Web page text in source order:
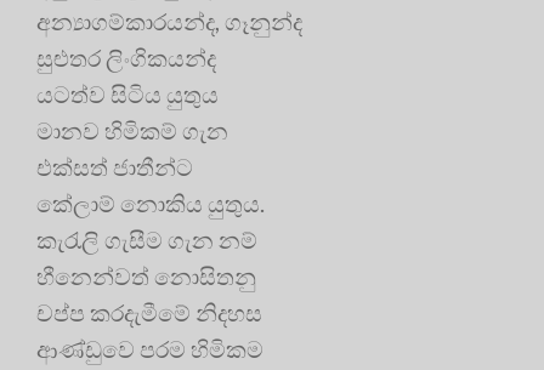
අන්‍යාගම්කාරයන්ද, ගෑනුන්ද
සුළුතර ලිංගිකයන්ද
යටත්ව සිටිය යුතුය
මානව හිමිකම් ගැන
එක්සත් ජාතීන්ට
කේලාම් නොකිය යුතුය.
කැරැලි ගැසීම ගැන නම්
හීනෙන්වත් නොසිතනු
චප්ප කරදැමීමේ නිදහස
ආණ්ඩුවෙ පරම හිමිකම